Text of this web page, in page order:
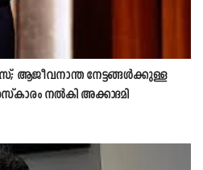
ആജീവനാന്ത നേട്ടങ്ങൾക്കുള്ള
നൽകി അക്കാദമി